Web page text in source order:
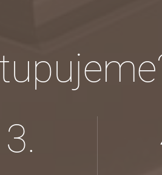
3.